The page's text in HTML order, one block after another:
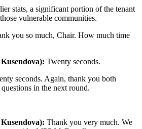
stats, a significant portion of the tenant
vulnerable communities.
you so much, Chair. How much time
Twenty seconds.
seconds. Again, thank you both
in the next round.
Thank you very much. We